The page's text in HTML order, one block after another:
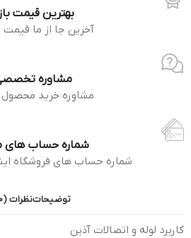
بهترین قیمت
آخرین جا از ما قیمت
مشاوره
مشاوره خرید محصول
شماره حساب های
شماره حساب های فروشگاه
توضیحاتنظرات (0)
کاربرد لوله و اتصالات آذین